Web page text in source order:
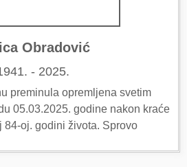
Obradović
- 2025.
preminula opremljena svetim
05.03.2025. godine nakon kraće
84-oj. godini života. Sprovo